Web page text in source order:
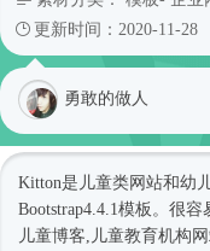
更新时间：2020-11-28
勇敢的做人
Kitton是儿童类网站和幼
Bootstrap4 .4.1模板。很
儿童博客,儿童教育机构